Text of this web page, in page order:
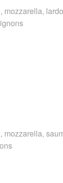
mozzarella,
mozzarella,